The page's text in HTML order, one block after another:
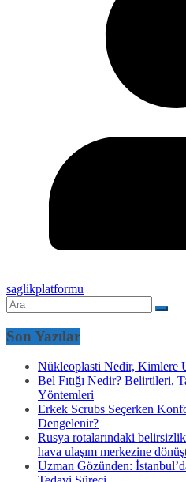
saglikplatformu
Son Yazılar
Nükleoplasti Nedir, Kimlere
Bel Fıtığı Nedir? Belirtileri,
Yöntemleri
Erkek Scrubs Seçerken
Dengelenir?
Rusya rotalarındaki
hava ulaşım merkezine
Uzman Gözünden: